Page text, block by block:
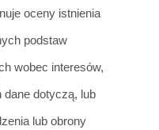
oceny istnienia
podstaw
wobec interesów,
dane dotyczą, lub
lub obrony